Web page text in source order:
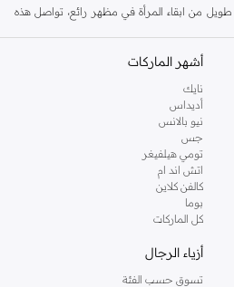
طويل من ابقاء المرأة في مظهر رائع، تواصل هذه
للعمل، البحث عن فستان مثالي للحفلات او
واستمتعي باكثر من الف ستايل من مجموعة
كاملة في متجر دوروثي بيركنز اون لاين او
بيركنز اون لاين. خدمة التوصيل السريعة
ممتعة دائما مع نمشي.
أشهر الماركات
نايك
أديداس
نيو بالانس
جس
تومي هيلفيغر
اتش اند ام
كالفن كلاين
بوما
كل الماركات
أزياء الرجال
تسوق حسب الفئة